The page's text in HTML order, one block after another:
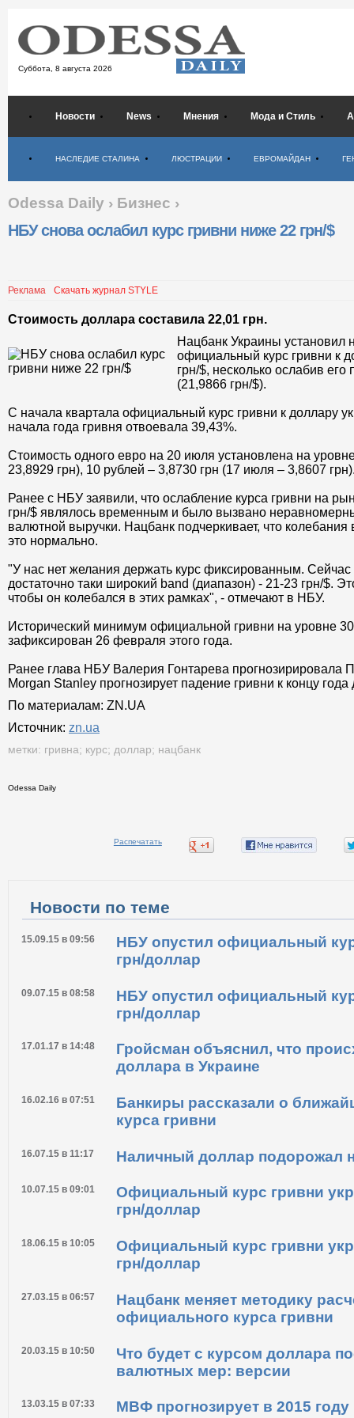
Суббота, 8 августа 2026
Новости News Мнения Мода и Стиль
НАСЛЕДИЕ СТАЛИНА ЛЮСТРАЦИИ ЕВРОМАЙДАН
Odessa Daily › Бизнес ›
НБУ снова ослабил курс гривни ниже 22 грн/$
Реклама Скачать журнал STYLE
Стоимость доллара составила 22,01 грн.
Нацбанк Украины установил
официальный курс гривни к
грн/$, несколько ослабив
(21,9866 грн/$).
С начала квартала официальный курс гривни к доллару
начала года гривня отвоевала 39,43%.
Стоимость одного евро на 20 июля установлена на
23,8929 грн), 10 рублей – 3,8730 грн (17 июля – 3,8607
Ранее с НБУ заявили, что ослабление курса гривни на
грн/$ являлось временным и было вызвано
валютной выручки. Нацбанк подчеркивает, что колебания
это нормально.
"У нас нет желания держать курс фиксированным.
достаточно таки широкий band (диапазон) - 21-23 грн/$.
чтобы он колебался в этих рамках", - отмечают в НБУ.
Исторический минимум официальной гривни на уровне
зафиксирован 26 февраля этого года.
Ранее глава НБУ Валерия Гонтарева прогнозирировала
Morgan Stanley прогнозирует падение гривни к концу
По материалам: ZN.UA
Источник: zn.ua
метки: гривна; курс; доллар; нацбанк
Odessa Daily
Распечатать
Новости по теме
15.09.15 в 09:56
НБУ опустил официальный
грн/доллар
09.07.15 в 08:58
НБУ опустил официальный
грн/доллар
17.01.17 в 14:48
Гройсман объяснил, что
доллара в Украине
16.02.16 в 07:51
Банкиры рассказали о
курса гривни
16.07.15 в 11:17 Наличный доллар подорожал
10.07.15 в 09:01
Официальный курс гривни
грн/доллар
18.06.15 в 10:05
Официальный курс гривни
грн/доллар
27.03.15 в 06:57
Нацбанк меняет методику
официального курса гривни
20.03.15 в 10:50
Что будет с курсом доллара
валютных мер: версии
13.03.15 в 07:33
МВФ прогнозирует в 2015 году